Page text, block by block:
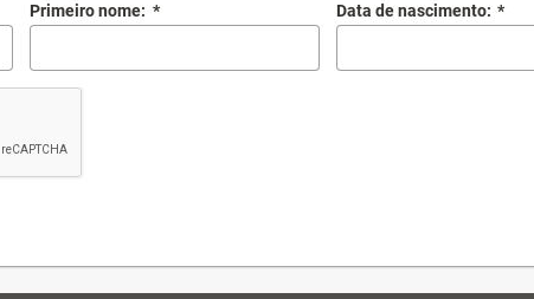
Primeiro nome: * Data de nascimento: *